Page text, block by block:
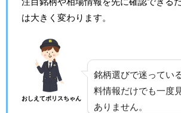
は大きく変わります。
おしえてポリスちゃん
銘柄選びで迷ってい
料情報だけでも一度
ありません。